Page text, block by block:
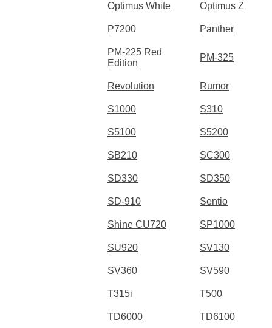
Optimus White Optimus Z
P7200 Panther
PM-225 Red
Edition
PM-325
Revolution Rumor
S1000 S310
S5100 S5200
SB210 SC300
SD330 SD350
SD-910 Sentio
Shine CU720 SP1000
SU920 SV130
SV360 SV590
T315i T500
TD6000 TD6100